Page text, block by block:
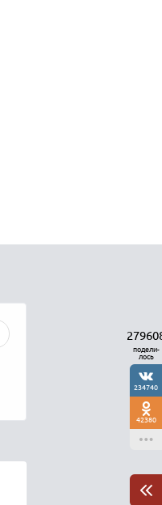
подели-
лось
234740
42380